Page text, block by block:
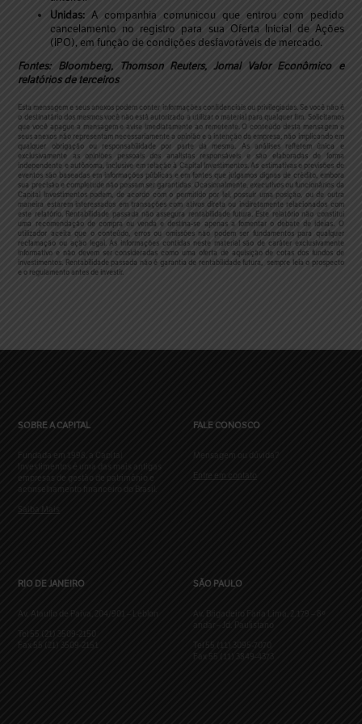
Unidas: A companhia comunicou que entrou com pedido
cancelamento no registro para sua Oferta Inicial de Ações
(IPO), em função de condições desfavoráveis de mercado.
Fontes: Bloomberg, Thomson Reuters, Jornal Valor Econômico e
relatórios de terceiros
Esta mensagem e seus anexos podem conter informações confidenciais ou privilegiadas. Se você não é
o destinatário dos mesmos você não está autorizado a utilizar o material para qualquer fim. Solicitamos
que você apague a mensagem e avise imediatamente ao remetente. O conteúdo desta mensagem e
seus anexos não representam necessariamente a opinião e a intenção da empresa, não implicando em
qualquer obrigação ou responsabilidade por parte da mesma. As análises refletem única e
exclusivamente as opiniões pessoais dos analistas responsáveis e são elaboradas de forma
independente e autônoma, inclusive em relação à Capital Investimentos. As estimativas e previsões de
eventos são baseadas em informações públicas e em fontes que julgamos dignas de crédito, embora
sua precisão e completude não possam ser garantidas. Ocasionalmente, executivos ou funcionários da
Capital Investimentos podem, de acordo com o permitido por lei, possuir uma posição, ou de outra
maneira estarem interessados em transações com ativos direta ou indiretamente relacionados com
este relatório. Rentabilidade passada não assegura rentabilidade futura. Este relatório não constitui
uma recomendação de compra ou venda e destina-se apenas a fomentar o debate de ideias. O
utilizador aceita que o conteúdo, erros ou omissões não podem ser fundamentos para qualquer
reclamação ou ação legal. As informações contidas neste material são de caráter exclusivamente
informativo e não devem ser consideradas como uma oferta de aquisição de cotas dos fundos de
investimentos. Rentabilidade passada não é garantia de rentabilidade futura, sempre leia o prospecto
e o regulamento antes de investir.
SOBRE A CAPITAL
Fundada em 1998, a Capital
Investimentos é uma das mais antigas
empresas de gestão de patrimônio e
aconselhamento financeiro do Brasil.
Saiba Mais
FALE CONOSCO
Mensagem ou dúvida?
Entre em contato
RIO DE JANEIRO
Av. Ataulfo de Paiva, 204/901 – Leblon
Tel 55 (21) 3509-2150
Fax 55 (21) 3509-2151
SÃO PAULO
Av. Brigadeiro Faria Lima, 2.179 – 8º
andar – Jd. Paulistano
Tel 55 (11) 3095-7070
Fax 55 (11) 3849-4373